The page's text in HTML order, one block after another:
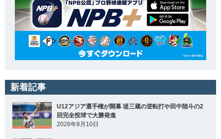
新着記事
U12アジア選手権が開幕 堤三蔵の逆転打や田中陸斗の2
回完全投球で大勝発進
2026年8月10日